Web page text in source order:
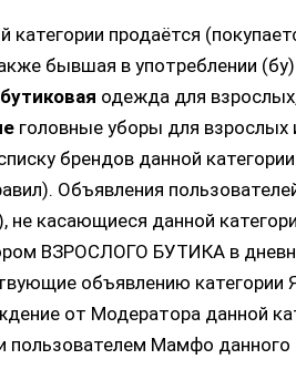
категории продаётся
бывшая в употреблении (бу)
бутиковая одежда для
головные уборы для взрослых
брендов данной
Объявления
не касающиеся данной
ВЗРОСЛОГО БУТИКА в
объявлению категории
от Модератора данной
пользователем Мамфо